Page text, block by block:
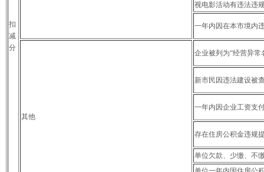
扣
减
分
视电影活动有违法违
一年内因在本市境内
其他
企业被列为“经营异常
新市民因违法建设被
一年内因企业工资支
存在住房公积金违规
单位欠款、少缴、不